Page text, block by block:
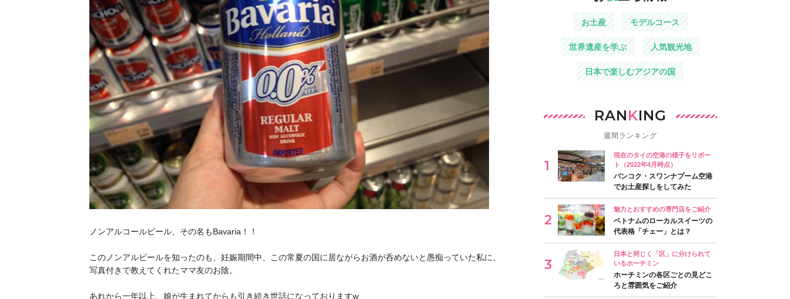
ノンアルコールビール、その名もBavaria ！！
このノンアルビールを知ったのも、妊娠期間中、この常夏の国に居ながらお酒が呑めないと愚痴っていた私に、
写真付きで教えてくれたママ友のお陰。
あれから一年以上、娘が生まれてからも引き続き世話になっておりますw
お土産 モデルコース
世界遺産を学ぶ 人気観光地
日本で楽しむアジアの国
RANKING
週間ランキング
現在のタイの空港の様子をリポー
ト（2022年4月時点）
バンコク・スワンナプーム空港
でお土産探しをしてみた
魅力とおすすめの専門店をご紹介
ベトナムのローカルスイーツの
代表格「チェー」とは？
日本と同じく「区」に分けられて
いるホーチミン
ホーチミンの各区ごとの見どこ
ろと雰囲気をご紹介